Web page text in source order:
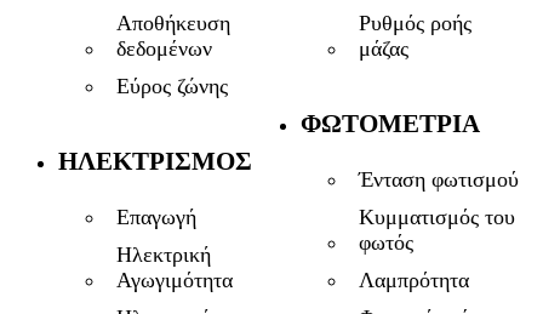
Αποθήκευση
δεδομένων
Εύρος ζώνης
ΗΛΕΚΤΡΙΣΜΌΣ
Επαγωγή
Ηλεκτρική
Αγωγιμότητα
Ρυθμός ροής
μάζας
ΦΩΤΟΜΕΤΡΊΑ
Ένταση φωτισμού
Κυμματισμός του
φωτός
Λαμπρότητα